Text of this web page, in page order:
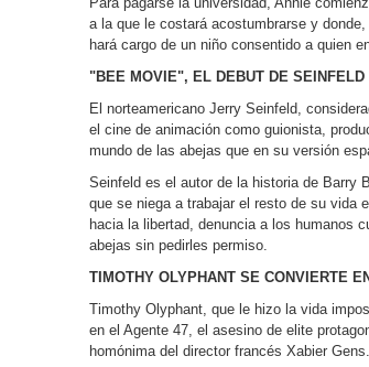
a la que le costará acostumbrarse y
hará cargo de un niño consentido a quien
"BEE MOVIE", EL DEBUT DE SEINFELD
El norteamericano Jerry Seinfeld,
el cine de animación como guionista,
mundo de las abejas que en su versión
Seinfeld es el autor de la historia de Barry
que se niega a trabajar el resto de su vida
hacia la libertad, denuncia a los humanos
abejas sin pedirles permiso.
TIMOTHY OLYPHANT SE CONVIERTE
Timothy Olyphant, que le hizo la vida
en el Agente 47, el asesino de elite
homónima del director francés Xabier Gens.